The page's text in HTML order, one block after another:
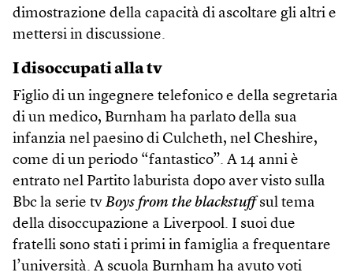
dimostrazione della capacità di ascoltare gli altri e
mettersi in discussione.
I disoccupati alla tv
Figlio di un ingegnere telefonico e della segretaria
di un medico, Burnham ha parlato della sua
infanzia nel paesino di Culcheth, nel Cheshire,
come di un periodo “fantastico”. A 14 anni è
entrato nel Partito laburista dopo aver visto sulla
Bbc la serie tv Boys from the blackstuffsul tema
della disoccupazione a Liverpool. I suoi due
fratelli sono stati i primi in famiglia a frequentare
l’università. A scuola Burnham ha avuto voti